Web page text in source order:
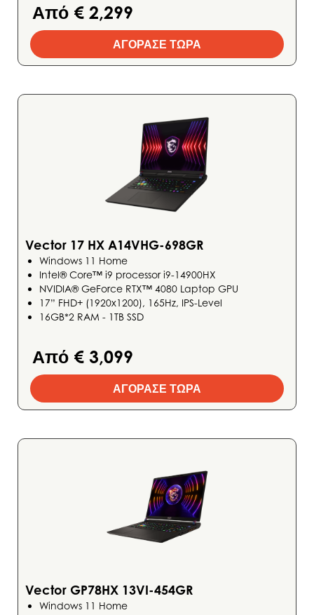
Από € 2,299
ΑΓΟΡΑΣΕ ΤΩΡΑ
Vector 17 HX A14VHG-698GR
Windows 11 Home
Intel® Core™ i9 processor i9-14900HX
NVIDIA® GeForce RTX™ 4080 Laptop GPU
17” FHD+ (1920x1200), 165Hz, IPS-Level
16GB*2 RAM - 1TB SSD
Από € 3,099
ΑΓΟΡΑΣΕ ΤΩΡΑ
Vector GP78HX 13VI-454GR
Windows 11 Home